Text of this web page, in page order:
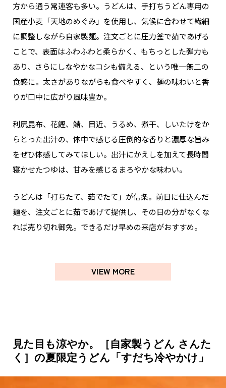
方から通う常連客も多い。うどんは、手打ちうどん専用の
国産小麦「天地のめぐみ」を使用し、気候に合わせて繊細
に調整しながら自家製麺。注文ごとに圧力釜で茹であげる
ことで、表面はふわふわと柔らかく、もちっとした弾力も
あり、さらにしなやかなコシも備える、という唯一無二の
食感に。太さがありながらも食べやすく、麺の味わいと香
りが口中に広がり風味豊か。
利尻昆布、花鰹、鯖、目近、うるめ、煮干、しいたけをか
らとった出汁の、体中で感じる圧倒的な香りと濃厚な旨み
をぜひ体感してみてほしい。出汁にかえしを加えて長時間
寝かせたつゆは、甘みを感じるまろやかな味わい。
うどんは「打ちたて、茹でたて」が信条。前日に仕込んだ
麺を、注文ごとに茹であげて提供し、その日の分がなくな
れば売り切れ御免。できるだけ早めの来店がおすすめ。
VIEW MORE
見た目も涼やか。［自家製うどん さんた
く］の夏限定うどん「すだち冷やかけ」